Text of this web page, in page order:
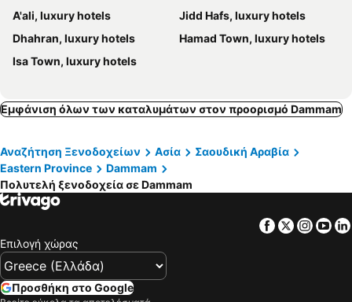
A'ali, luxury hotels
Jidd Hafs, luxury hotels
Dhahran, luxury hotels
Hamad Town, luxury hotels
Isa Town, luxury hotels
Εμφάνιση όλων των καταλυμάτων στον προορισμό Dammam
Αναζήτηση Ξενοδοχείων Ασία
Σαουδική Αραβία
Eastern Province
Dammam
Πολυτελή ξενοδοχεία σε Dammam
Facebook
Twitter
Επιλογή χώρας
Προσθήκη στο Google